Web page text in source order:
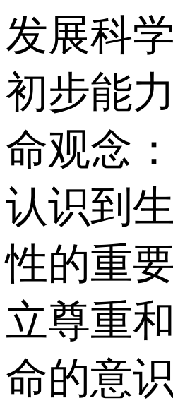
发展科
初步能
命观念
认识到
性的重
立尊重
命的意